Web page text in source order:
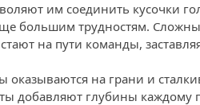
им соединить кусочки
большим трудностям.
на пути команды,
оказываются на грани и
добавляют глубины каждому